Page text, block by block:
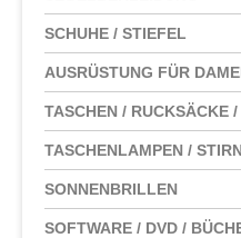
SCHUHE / STIEFEL
AUSRÜSTUNG FÜR
TASCHEN / RUCKSÄCKE
TASCHENLAMPEN /
SONNENBRILLEN
SOFTWARE / DVD /